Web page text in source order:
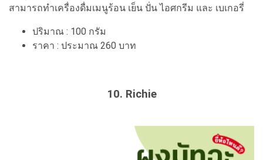
สามารถทำเครื่องดื่มเมนูร้อน เย็น ปั่น ไอศกรีม และ เบเกอรี่
ปริมาณ : 100 กรัม
ราคา : ประมาณ 260 บาท
10. Richie